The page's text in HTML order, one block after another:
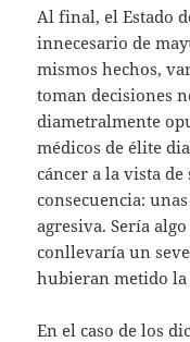
Al final, el Estado
innecesario de
mismos hechos,
toman decisiones
diametralmente
médicos de élite
cáncer a la vista
consecuencia:
agresiva. Sería
conllevaría un
hubieran metido la
En el caso de los